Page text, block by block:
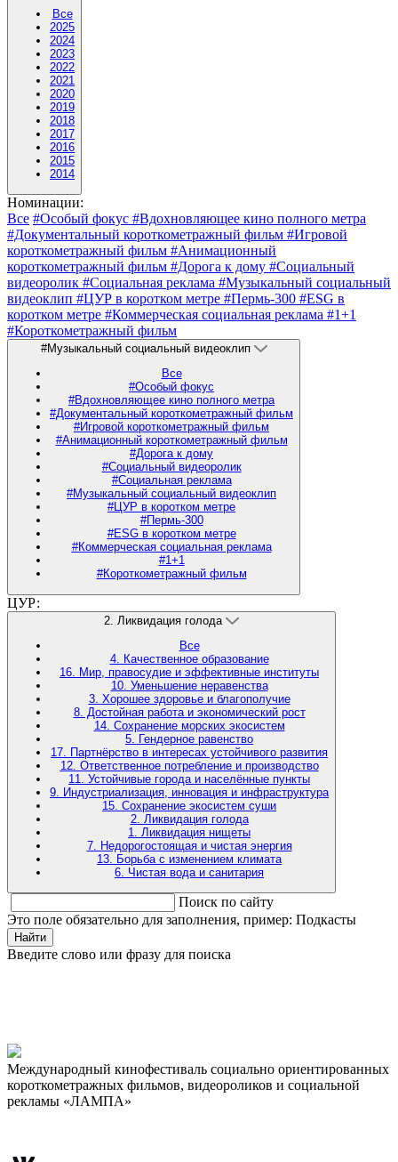
Все
2025
2024
2023
2022
2021
2020
2019
2018
2017
2016
2015
2014
Номинации:
Все #Особый фокус #Вдохновляющее кино полного метра
#Документальный короткометражный фильм #Игровой
короткометражный фильм #Анимационный
короткометражный фильм #Дорога к дому #Социальный
видеоролик #Социальная реклама #Музыкальный социальный
видеоклип #ЦУР в коротком метре #Пермь-300 #ESG в
коротком метре #Коммерческая социальная реклама #1+1
#Короткометражный фильм
#Музыкальный социальный видеоклип
Все
#Особый фокус
#Вдохновляющее кино полного метра
#Документальный короткометражный фильм
#Игровой короткометражный фильм
#Анимационный короткометражный фильм
#Дорога к дому
#Социальный видеоролик
#Социальная реклама
#Музыкальный социальный видеоклип
#ЦУР в коротком метре
#Пермь-300
#ESG в коротком метре
#Коммерческая социальная реклама
#1+1
#Короткометражный фильм
ЦУР:
2. Ликвидация голода
Все
4. Качественное образование
16. Мир, правосудие и эффективные институты
10. Уменьшение неравенства
3. Хорошее здоровье и благополучие
8. Достойная работа и экономический рост
14. Сохранение морских экосистем
5. Гендерное равенство
17. Партнёрство в интересах устойчивого развития
12. Ответственное потребление и производство
11. Устойчивые города и населённые пункты
9. Индустриализация, инновация и инфраструктура
15. Сохранение экосистем суши
2. Ликвидация голода
1. Ликвидация нищеты
7. Недорогостоящая и чистая энергия
13. Борьба с изменением климата
6. Чистая вода и санитария
Поиск по сайту
Это поле обязательно для заполнения, пример: Подкасты
Найти
Введите слово или фразу для поиска
Международный кинофестиваль социально ориентированных
короткометражных фильмов, видеороликов и социальной
рекламы «ЛАМПА»